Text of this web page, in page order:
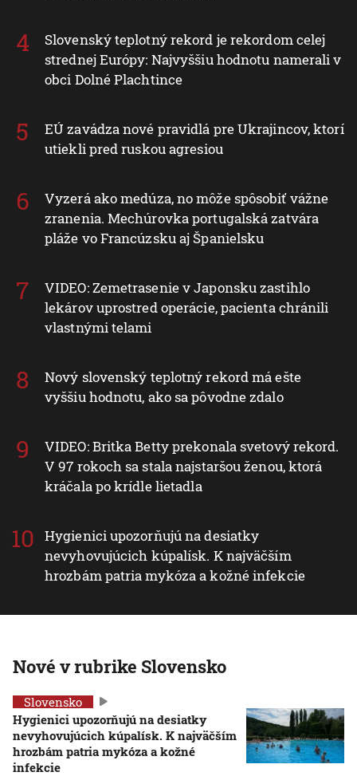
Slovenský teplotný rekord je rekordom celej
strednej Európy: Najvyššiu hodnotu namerali v
obci Dolné Plachtince
EÚ zavádza nové pravidlá pre Ukrajincov, ktorí
utiekli pred ruskou agresiou
Vyzerá ako medúza, no môže spôsobiť vážne
zranenia. Mechúrovka portugalská zatvára
pláže vo Francúzsku aj Španielsku
VIDEO: Zemetrasenie v Japonsku zastihlo
lekárov uprostred operácie, pacienta chránili
vlastnými telami
Nový slovenský teplotný rekord má ešte
vyššiu hodnotu, ako sa pôvodne zdalo
VIDEO: Britka Betty prekonala svetový rekord.
V 97 rokoch sa stala najstaršou ženou, ktorá
kráčala po krídle lietadla
Hygienici upozorňujú na desiatky
nevyhovujúcich kúpalísk. K najväčším
hrozbám patria mykóza a kožné infekcie
Nové v rubrike Slovensko
Slovensko
Hygienici upozorňujú na desiatky
nevyhovujúcich kúpalísk. K najväčším
hrozbám patria mykóza a kožné
infekcie